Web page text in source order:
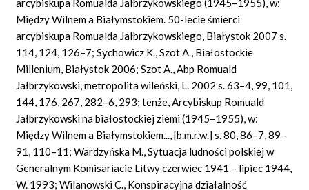
arcybiskupa Romualda Jałbrzykowskiego (1945–1955), w:
Między Wilnem a Białymstokiem. 50-lecie śmierci
arcybiskupa Romualda Jałbrzykowskiego, Białystok 2007 s.
114, 124, 126–7; Sychowicz K., Szot A., Białostockie
Millenium, Białystok 2006; Szot A., Abp Romuald
Jałbrzykowski, metropolita wileński, L. 2002 s. 63–4, 99, 101,
144, 176, 267, 282–6, 293; tenże, Arcybiskup Romuald
Jałbrzykowski na białostockiej ziemi (1945–1955), w:
Między Wilnem a Białymstokiem..., [b.m.r.w.] s. 80, 86–7, 89–
91, 110–11; Wardzyńska M., Sytuacja ludności polskiej w
Generalnym Komisariacie Litwy czerwiec 1941 – lipiec 1944,
W. 1993; Wilanowski C., Konspiracyjna działalność